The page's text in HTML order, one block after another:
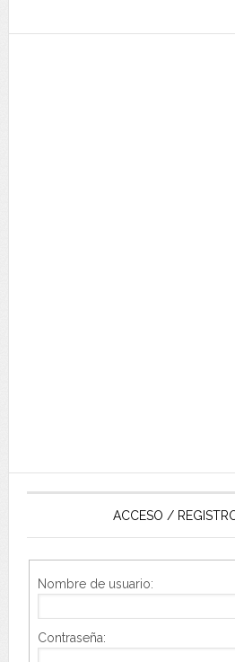
ACCESO /
Nombre de usuario:
Contraseña: